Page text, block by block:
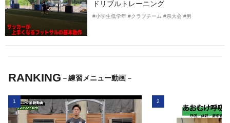
ドリブルトレーニング
#小学生低学年 #クラブチーム #県大会 #男
RANKING －練習メニュー動画－
1 2